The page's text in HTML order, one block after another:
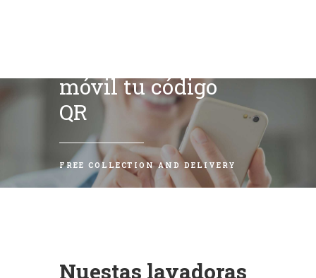
móvil tu código
QR
FREE COLLECTION AND DELIVERY
Nuestas lavadoras